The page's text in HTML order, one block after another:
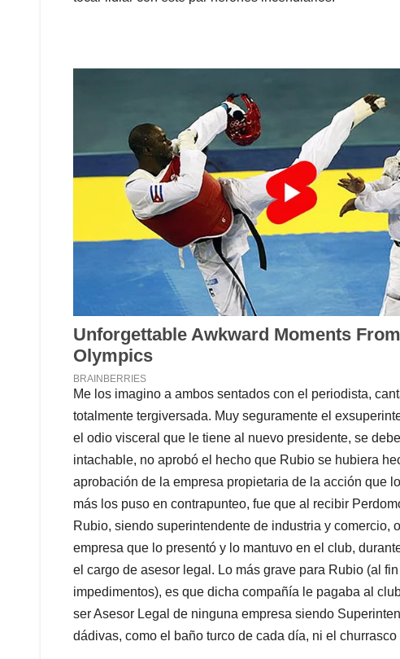
Me los imagino a ambos sentados con el periodista,
totalmente tergiversada. Muy seguramente el
el odio visceral que le tiene al nuevo presidente, se
intachable, no aprobó el hecho que Rubio se hubiera
aprobación de la empresa propietaria de la acción que
más los puso en contrapunteo, fue que al recibir
Rubio, siendo superintendente de industria y comercio,
empresa que lo presentó y lo mantuvo en el club,
el cargo de asesor legal. Lo más grave para Rubio (al
impedimentos), es que dicha compañía le pagaba al
ser Asesor Legal de ninguna empresa siendo
dádivas, como el baño turco de cada día, ni el